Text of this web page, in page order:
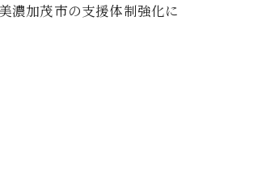
濃加茂市の支援体制強化に